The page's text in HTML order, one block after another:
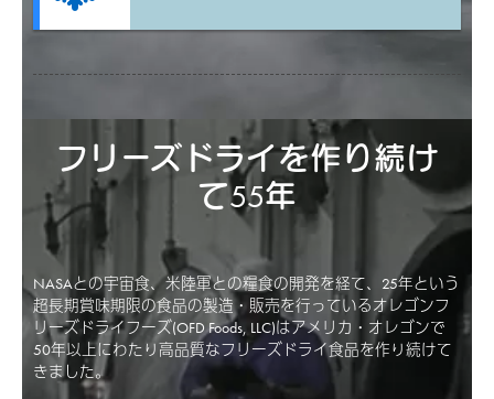
フリーズドライを作り続け
て55年
NASAとの宇宙食、米陸軍との糧食の開発を経て、25年という
超長期賞味期限の食品の製造・販売を行っているオレゴンフ
リーズドライフーズ(OFD Foods, LLC)はアメリカ・オレゴンで
50年以上にわたり高品質なフリーズドライ食品を作り続けて
きました。